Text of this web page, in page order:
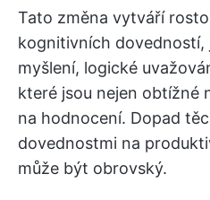
Tato změna vytváří
kognitivních dovedností,
myšlení, logické
které jsou nejen obtížné
na hodnocení. Dopad
dovednostmi na
může být obrovský.